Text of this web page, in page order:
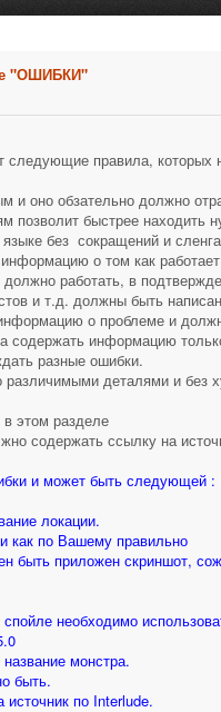
28474 раз)
"ОШИБКИ"
правила, которых
и оно обзательно должно
позволит быстрее
без сокращений и сленга
о том как
работать, в
и т.д. должны быть
о проблеме и
содержать информацию
разные ошибки.
деталями и без
этом разделе
содержать ссылку на
и может быть следующей :
локации.
как по Вашему правильно
быть приложен скриншот,
необходимо
монстра.
быть.
по Interlude.